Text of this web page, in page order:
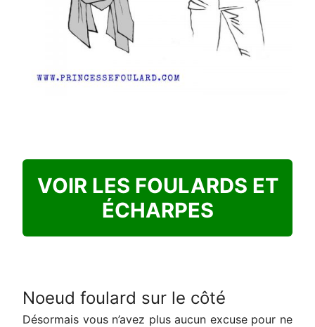
VOIR LES FOULARDS ET
ÉCHARPES
Noeud foulard sur le côté
Désormais vous n’avez plus aucun excuse pour ne